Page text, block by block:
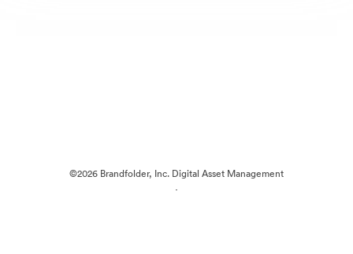
©2026 Brandfolder, Inc. Digital Asset Management
·